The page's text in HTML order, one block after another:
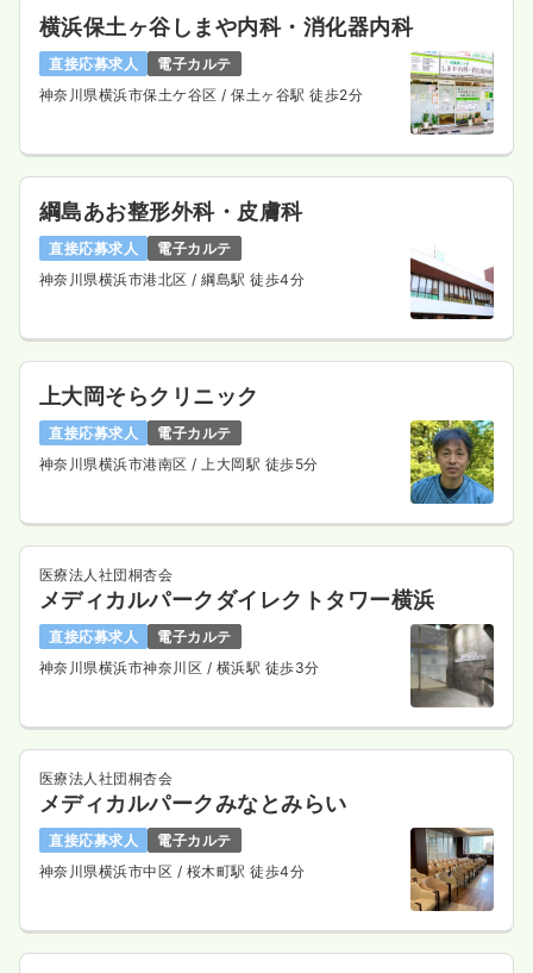
横浜保土ヶ谷しまや内科・消化器内科
直接応募求人
電子カルテ
神奈川県横浜市保土ケ谷区 / 保土ヶ谷駅 徒歩2分
綱島あお整形外科・皮膚科
直接応募求人
電子カルテ
神奈川県横浜市港北区 / 綱島駅 徒歩4分
上大岡そらクリニック
直接応募求人
電子カルテ
神奈川県横浜市港南区 / 上大岡駅 徒歩5分
医療法人社団桐杏会
メディカルパークダイレクトタワー横浜
直接応募求人
電子カルテ
神奈川県横浜市神奈川区 / 横浜駅 徒歩3分
医療法人社団桐杏会
メディカルパークみなとみらい
直接応募求人
電子カルテ
神奈川県横浜市中区 / 桜木町駅 徒歩4分